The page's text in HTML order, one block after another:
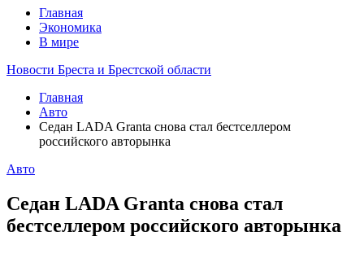
Главная
Экономика
В мире
Новости Бреста и Брестской области
Главная
Авто
Седан LADA Granta снова стал бестселлером
российского авторынка
Авто
Седан LADA Granta снова стал
бестселлером российского авторынка